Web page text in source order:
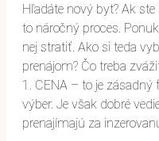
Hľadáte nový byt? Ak ste
to náročný proces.
nej stratiť. Ako si teda
prenájom? Čo treba
1. CENA – to je zásadný
výber. Je však dobré
prenajímajú za